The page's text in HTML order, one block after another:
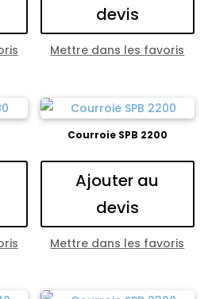
devis
Mettre dans les favoris
Courroie SPB 2200
Ajouter au
devis
Mettre dans les favoris